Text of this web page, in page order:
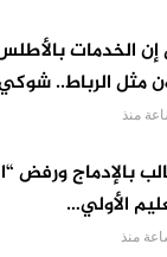
إن الخدمات
مثل الرباط..
بالإدماج ورفض
الأولي…